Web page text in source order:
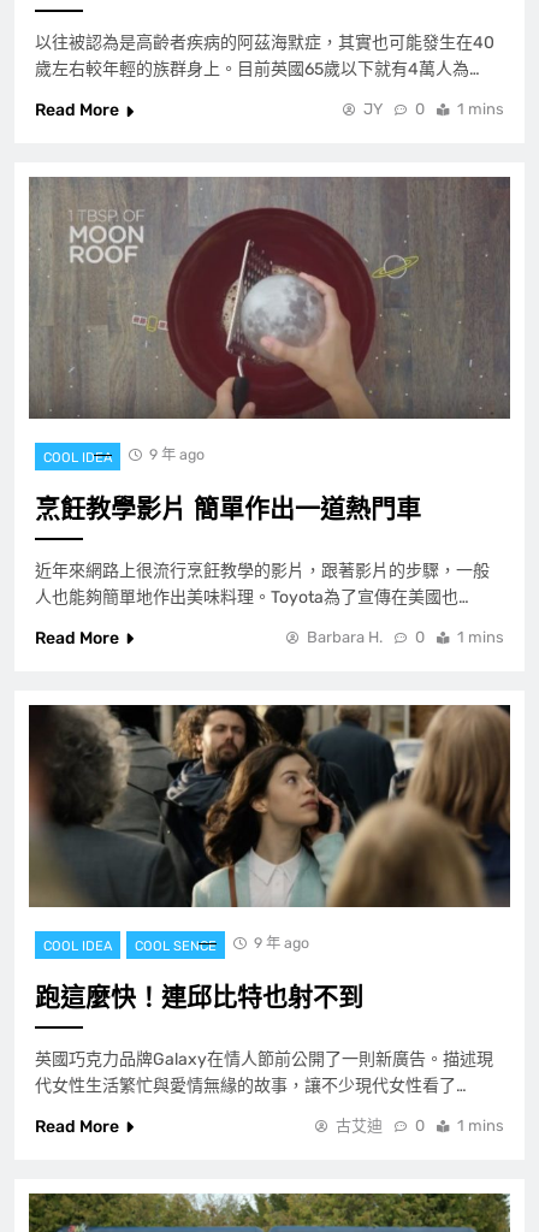
以往被認為是高齡者疾病的阿茲海默症，其實也可能發生在40
歲左右較年輕的族群身上。目前英國65歲以下就有4萬人為…
Read More
JY 0 1 mins
COOL IDEA 9 年 ago
烹飪教學影片 簡單作出一道熱門車
近年來網路上很流行烹飪教學的影片，跟著影片的步驟，一般
人也能夠簡單地作出美味料理。Toyota為了宣傳在美國也…
Read More
Barbara H. 0 1 mins
COOL IDEA COOL SENCE 9 年 ago
跑這麼快！連邱比特也射不到
英國巧克力品牌Galaxy在情人節前公開了一則新廣告。描述現
代女性生活繁忙與愛情無緣的故事，讓不少現代女性看了…
Read More
古艾迪 0 1 mins